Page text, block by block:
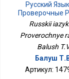
Русский
Проверочные
Russkii
Proverochnye
Balush
Балуш
Артикул: